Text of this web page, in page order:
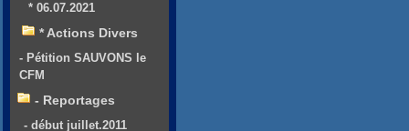
* 06.07.2021
* Actions Divers
- Pétition SAUVONS le
CFM
- Reportages
- début juillet.2011